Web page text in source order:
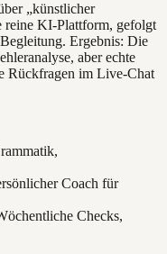
„künstlicher
reine KI-Plattform, gefolgt
Ergebnis: Die
aber echte
Rückfragen im Live-Chat
Coach für
Checks,